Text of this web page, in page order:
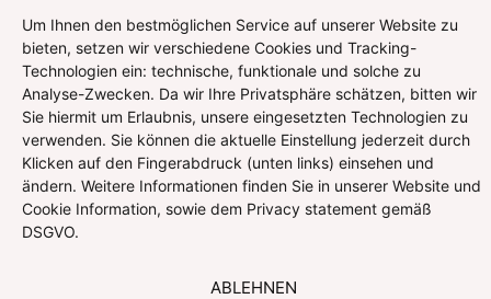
Um Ihnen den bestmöglichen Service auf unserer Website zu
bieten, setzen wir verschiedene Cookies und Tracking-
Technologien ein: technische, funktionale und solche zu
Analyse-Zwecken. Da wir Ihre Privatsphäre schätzen, bitten wir
Sie hiermit um Erlaubnis, unsere eingesetzten Technologien zu
verwenden. Sie können die aktuelle Einstellung jederzeit durch
Klicken auf den Fingerabdruck (unten links) einsehen und
ändern. Weitere Informationen finden Sie in unserer Website und
Cookie Information, sowie dem Privacy statement gemäß
DSGVO.
ABLEHNEN